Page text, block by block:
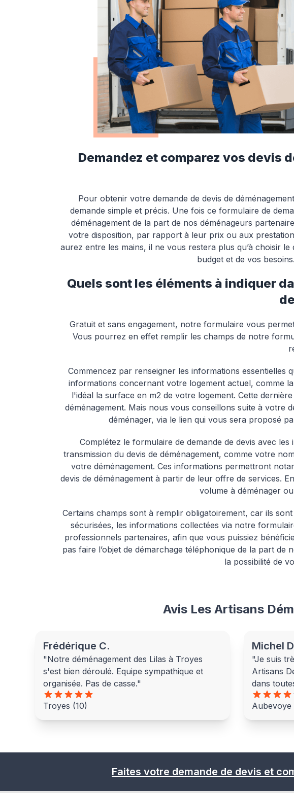
Demandez et comparez vos devis
Pour obtenir votre demande de devis de
demande simple et précis. Une fois ce formulaire de
déménagement de la part de nos déménageurs
votre disposition, par rapport à leur prix ou aux
aurez entre les mains, il ne vous restera plus qu’à choisir
budget et de vos
Quels sont les éléments à indiquer
Gratuit et sans engagement, notre formulaire vous
Vous pourrez en effet remplir les champs de notre
Commencez par renseigner les informations essentielles
informations concernant votre logement actuel, comme
l'idéal la surface en m2 de votre logement. Cette
déménagement. Mais nous vous conseillons suite à votre
déménager, via le lien qui vous sera proposé
Complétez le formulaire de demande de devis avec
transmission du devis de déménagement, comme votre
votre déménagement. Ces informations permettront
devis de déménagement à partir de leur offre de services.
volume à déménager
Certains champs sont à remplir obligatoirement, car ils
sécurisées, les informations collectées via notre
professionnels partenaires, afin que vous puissiez
pas faire l’objet de démarchage téléphonique de la part
la possibilité de
Avis Les Artisans
Frédérique C.
"Notre déménagement des Lilas à Troyes
s'est bien déroulé. Equipe sympathique et
organisée. Pas de casse."
Troyes (10)
Michel
"Je suis
Artisans
dans
Aubevoye
Faites votre demande de devis et